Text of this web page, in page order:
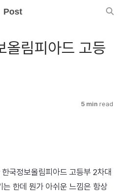
Post
림피아드 고등
5 min read
국정보올림피아드 고등부 2차대
한데 뭔가 아쉬운 느낌은 항상